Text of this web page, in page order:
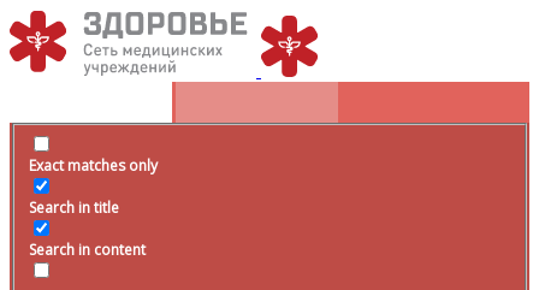
Exact matches only
Search in title
Search in content